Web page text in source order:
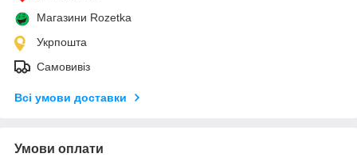
Магазини Rozetka
Укрпошта
Самовивіз
Всі умови доставки
Умови оплати